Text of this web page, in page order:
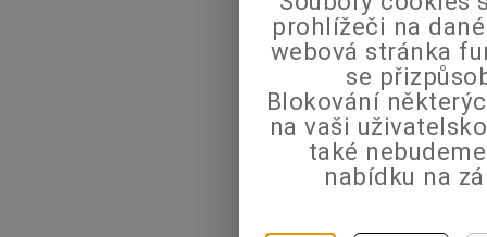
prohlížeči na
webová stránka
se
Blokování
na vaši
také
nabídku na